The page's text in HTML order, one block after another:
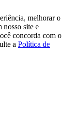
melhorar o
nosso site e
concorda com o
a Política de